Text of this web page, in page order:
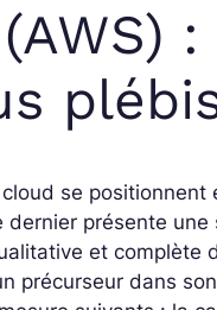
:
se positionnent
dernier présente
et complète
précurseur dans